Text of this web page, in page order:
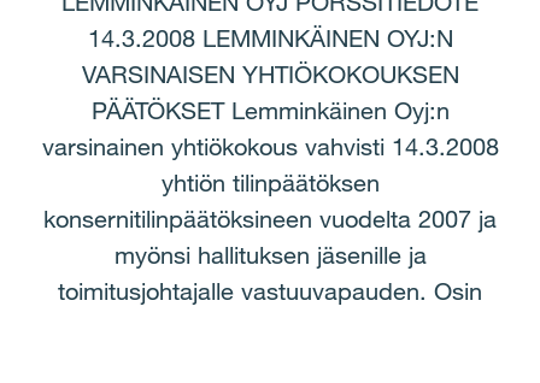
14.3.2008 LEMMINKÄINEN OYJ:N
VARSINAISEN YHTIÖKOKOUKSEN
PÄÄTÖKSET Lemminkäinen Oyj:n
varsinainen yhtiökokous vahvisti 14.3.2008
yhtiön tilinpäätöksen
konsernitilinpäätöksineen vuodelta 2007 ja
myönsi hallituksen jäsenille ja
toimitusjohtajalle vastuuvapauden. Osin